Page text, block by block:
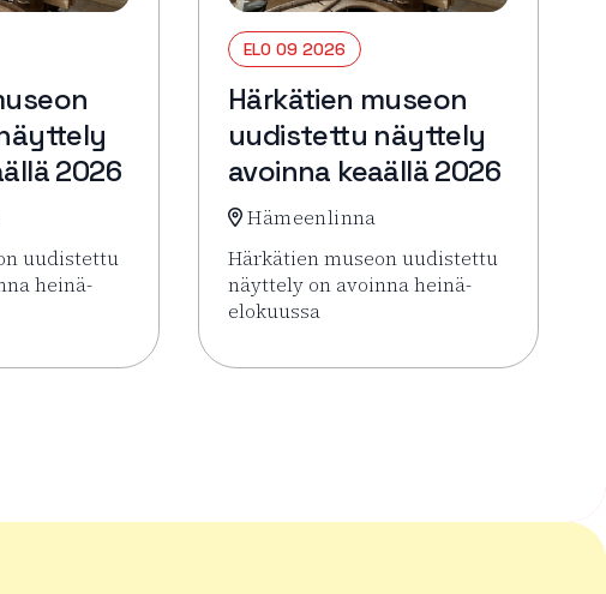
avoinna keaällä 2026
2026
uudistettu
heinä-
Härkätien museon uudistettu näyttely avoinna keaällä
ELO 09 2026
Härkätien museon
uudistettu näyttely
avoinna keaällä 2026
Hämeenlinna
Härkätien museon uudistettu
näyttely on avoinna heinä-
elokuussa
Lue lisää tapahtumasta Härkätien